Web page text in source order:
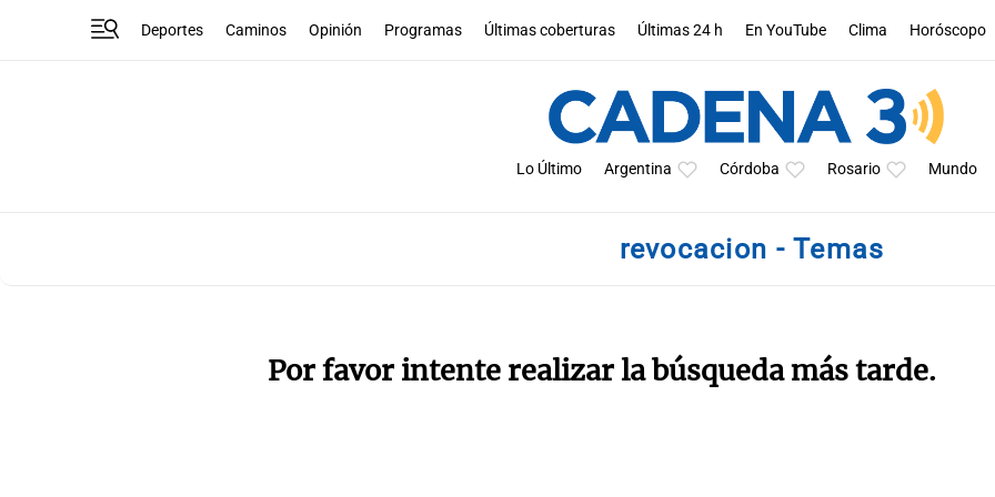
Deportes Caminos Opinión Programas Últimas coberturas Últimas 24 h En YouTube Clima Horóscopo
Lo Último Argentina Córdoba Rosario Mundo
revocacion - Temas
Por favor intente realizar la búsqueda más tarde.